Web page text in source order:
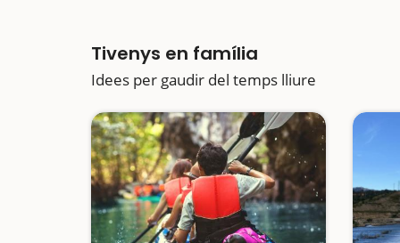
Tivenys en família
Idees per gaudir del temps lliure